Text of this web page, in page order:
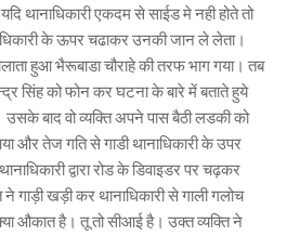
थानाधिकारी एकदम से साईड मे नही होते तो
के ऊपर चढाकर उनकी जान ले लेता।
हुआ भैरूबाडा चौराहे की तरफ भाग गया। तब
सिंह को फोन कर घटना के बारे में बताते हुये
बाद वो व्यक्ति अपने पास बैठी लडकी को
और तेज गति से गाडी थानाधिकारी के उपर
द्वारा रोड के डिवाइडर पर चढ़कर
गाड़ी खड़ी कर थानाधिकारी से गाली गलोच
औकात है। तू तो सीआई है। उक्त व्यक्ति ने